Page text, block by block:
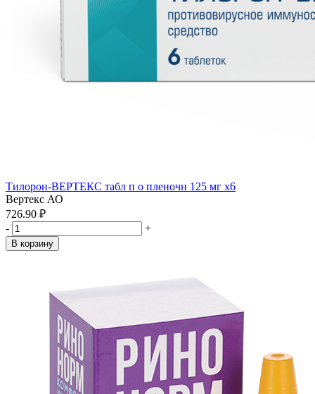
Тилорон-ВЕРТЕКС табл п о пленочн 125 мг x6
Вертекс АО
726.90 ₽
-
+
В корзину